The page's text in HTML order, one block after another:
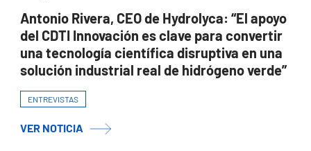
Antonio Rivera, CEO de Hydrolyca: “El apoyo
del CDTI Innovación es clave para convertir
una tecnología científica disruptiva en una
solución industrial real de hidrógeno verde”
ENTREVISTAS
VER NOTICIA